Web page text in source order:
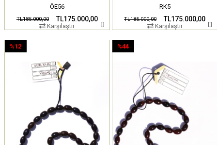
ÖE56
TL175.000,00
TL185.000,00
Karşılaştır
RK5
TL175.000,00
TL185.000,00
Karşılaştır
%12
%12İndirim
%44
%44İndirim